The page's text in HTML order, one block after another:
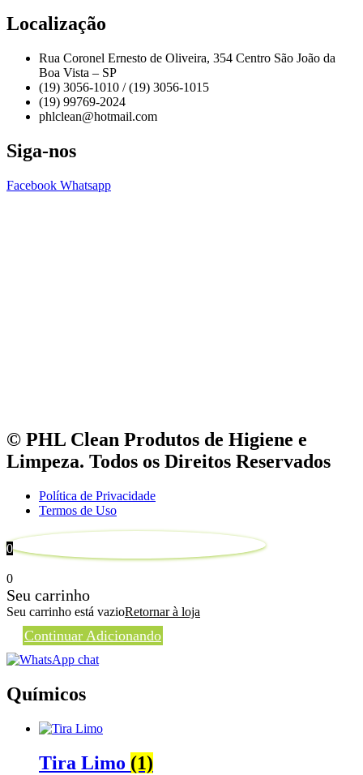
Localização
Rua Coronel Ernesto de Oliveira, 354 Centro São João da
Boa Vista – SP
(19) 3056-1010 / (19) 3056-1015
(19) 99769-2024
phlclean@hotmail.com
Siga-nos
Facebook Whatsapp
© PHL Clean Produtos de Higiene e
Limpeza. Todos os Direitos Reservados
Política de Privacidade
Termos de Uso
0
0
Seu carrinho
Seu carrinho está vazioRetornar à loja
Continuar Adicionando
Químicos
Tira Limo (1)